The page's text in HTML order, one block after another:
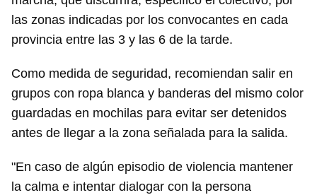
las zonas indicadas por los convocantes en cada
provincia entre las 3 y las 6 de la tarde.
Como medida de seguridad, recomiendan salir en
grupos con ropa blanca y banderas del mismo color
guardadas en mochilas para evitar ser detenidos
antes de llegar a la zona señalada para la salida.
"En caso de algún episodio de violencia mantener
la calma e intentar dialogar con la persona